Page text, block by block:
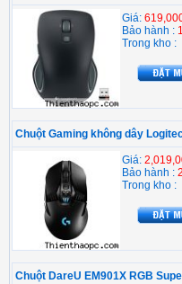
Giá:
Bảo hành :
Trong kho :
Chuột Gaming không dây
Giá:
Bảo hành :
Trong kho :
Chuột DareU EM901X RGB